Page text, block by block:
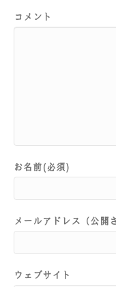
コメント
お名前(必須)
メールアドレス（公開
ウェブサイト